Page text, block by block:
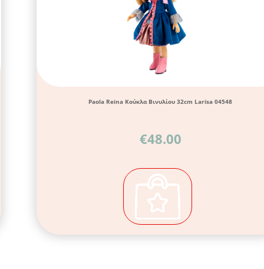
Paola Reina Κούκλα Βινυλίου 32cm Larisa 04548
€48.00